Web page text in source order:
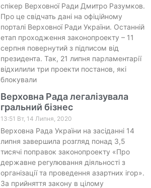
спікер Верховної Ради Дмитро Разумков.
Про це свідчать дані на офіційному
порталі Верховної Ради України. Останній
етап проходження законопроекту – 11
серпня повернутий з підписом від
президента. Так, 21 липня парламентарії
відхилили три проекти постанов, які
блокували
Верховна Рада легалізувала
гральний бізнес
13:51 Вт, 14 Липня, 2020
Верховна Рада України на засіданні 14
липня завершила розгляд понад 3,5
тисячі поправок законопроекту «Про
державне регулювання діяльності з
організації та проведення азартних ігор».
За прийняття закону в цілому